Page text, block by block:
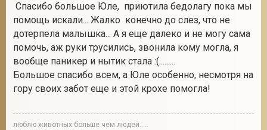
Спасибо большое Юле, приютила бедолагу пока мы
помощь искали... Жалко конечно до слез, что не
дотерпела малышка... А я еще далеко и не могу сама
помочь, аж руки трусились, звонила кому могла, я
вообще паникер и нытик стала :(.........
Большое спасибо всем, а Юле особенно, несмотря на
гору своих забот еще и этой крохе помогла!
люблю животных больше чем людей.....